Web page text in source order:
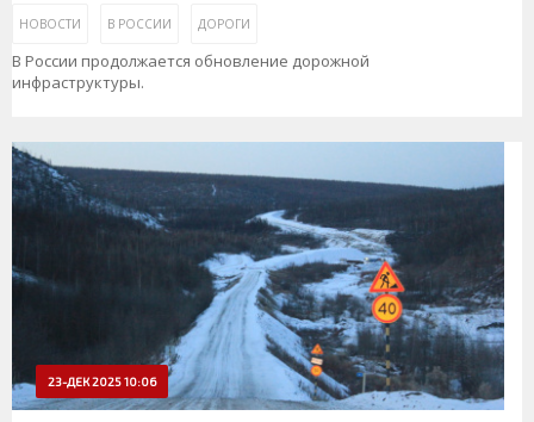
НОВОСТИ В РОССИИ ДОРОГИ
В России продолжается обновление дорожной
инфраструктуры.
23-ДЕК 2025 10:06